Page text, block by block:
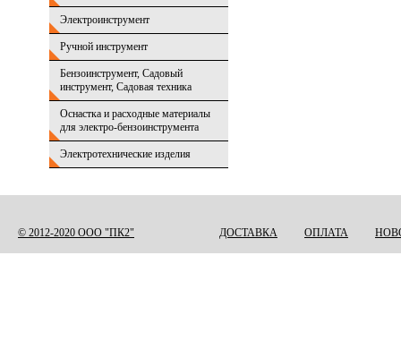
Электроинструмент
Ручной инструмент
Бензоинструмент, Садовый
инструмент, Садовая техника
Оснастка и расходные материалы
для электро-бензоинструмента
Электротехнические изделия
© 2012-2020 ООО "ПК2" ДОСТАВКА ОПЛАТА